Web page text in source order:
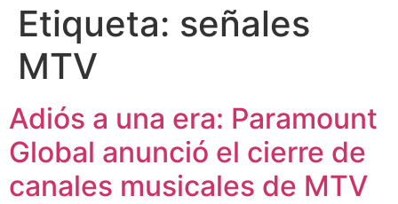
Etiqueta: señales
MTV
Adiós a una era: Paramount
Global anunció el cierre de
canales musicales de MTV